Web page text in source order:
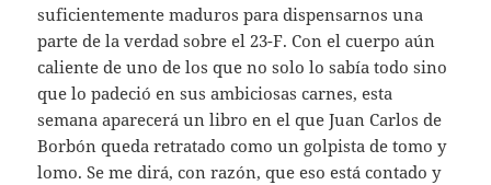
suficientemente maduros para dispensarnos una
parte de la verdad sobre el 23-F. Con el cuerpo aún
caliente de uno de los que no solo lo sabía todo sino
que lo padeció en sus ambiciosas carnes, esta
semana aparecerá un libro en el que Juan Carlos de
Borbón queda retratado como un golpista de tomo y
lomo. Se me dirá, con razón, que eso está contado y